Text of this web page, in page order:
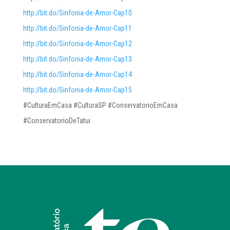
http://bit.do/Sinfonia-de-Amor-Cap10
http://bit.do/Sinfonia-de-Amor-Cap11
http://bit.do/Sinfonia-de-Amor-Cap12
http://bit.do/Sinfonia-de-Amor-Cap13
http://bit.do/Sinfonia-de-Amor-Cap14
http://bit.do/Sinfonia-de-Amor-Cap15
#CulturaEmCasa #CulturaSP #ConservatorioEmCasa
#ConservatorioDeTatui